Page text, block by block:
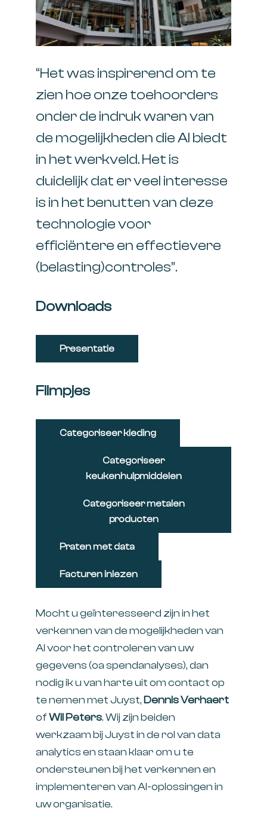
“Het was inspirerend om te
zien hoe onze toehoorders
onder de indruk waren van
de mogelijkheden die AI biedt
in het werkveld. Het is
duidelijk dat er veel interesse
is in het benutten van deze
technologie voor
efficiëntere en effectievere
(belasting)controles”.
Downloads
Presentatie
Filmpjes
Categoriseer kleding
Categoriseer
keukenhulpmiddelen
Categoriseer metalen
producten
Praten met data
Facturen inlezen
Mocht u geïnteresseerd zijn in het
verkennen van de mogelijkheden van
AI voor het controleren van uw
gegevens (oa spendanalyses), dan
nodig ik u van harte uit om contact op
te nemen met Juyst,Dennis Verhaert
ofWil Peters. Wij zijn beiden
werkzaam bij Juyst in de rol van data
analytics en staan klaar om u te
ondersteunen bij het verkennen en
implementeren van AI-oplossingen in
uw organisatie.